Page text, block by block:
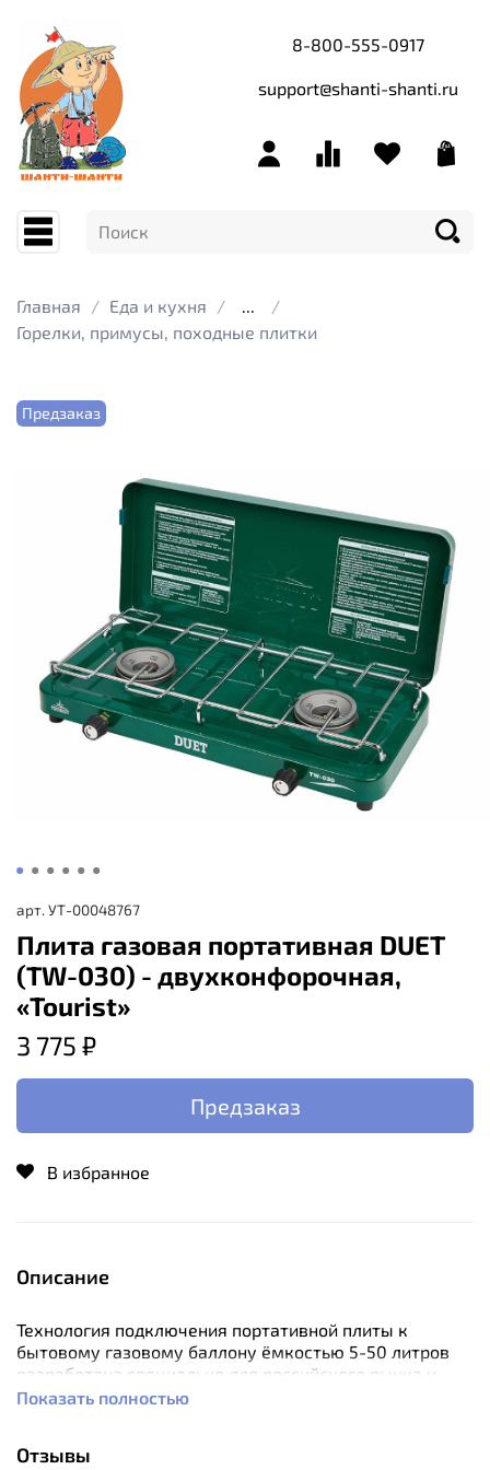
8-800-555-0917
support@shanti-shanti.ru
Главная Еда и кухня
Горелки, примусы, походные плитки
Предзаказ
арт. УТ-00048767
Плита газовая портативная DUET
(TW-030) - двухконфорочная,
«Tourist»
3 775 ₽
Предзаказ
В избранное
Описание
Технология подключения портативной плиты к
бытовому газовому баллону ёмкостью 5-50 литров
разработана специально для российского рынка и
рынка СНГ. Это значительно удешевляет
АЗС. Такой опцией обладают некоторые модели
Показать полностью
Отзывы